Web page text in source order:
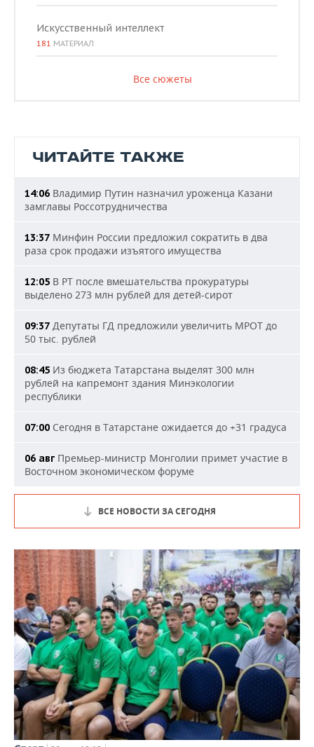
Искусственный интеллект
181 МАТЕРИАЛ
Все сюжеты
ЧИТАЙТЕ ТАКЖЕ
14:06 Владимир Путин назначил уроженца Казани
замглавы Россотрудничества
13:37 Минфин России предложил сократить в два
раза срок продажи изъятого имущества
12:05 В РТ после вмешательства прокуратуры
выделено 273 млн рублей для детей-сирот
09:37 Депутаты ГД предложили увеличить МРОТ до
50 тыс. рублей
08:45 Из бюджета Татарстана выделят 300 млн
рублей на капремонт здания Минэкологии
республики
07:00 Сегодня в Татарстане ожидается до +31 градуса
06 авг Премьер-министр Монголии примет участие в
Восточном экономическом форуме
ВСЕ НОВОСТИ ЗА СЕГОДНЯ